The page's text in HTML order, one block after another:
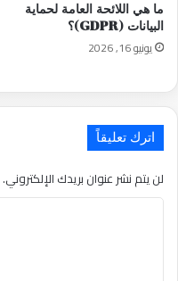
ما هي اللائحة العامة لحماية
البيانات (GDPR)؟
يونيو 16, 2026
اترك تعليقاً
لن يتم نشر عنوان بريدك الإلكتروني.